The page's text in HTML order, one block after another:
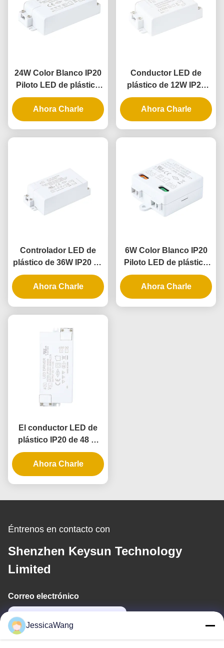
24W Color Blanco IP20
Piloto LED de plástico
con voltaje constante
para iluminación interior
Ahora Charle
Conductor LED de
plástico de 12W IP20
para iluminación interior
con voltaje constante e
entrada universal
Ahora Charle
Controlador LED de
plástico de 36W IP20 de
voltaje constante para
aplicaciones de
iluminación interior
Ahora Charle
6W Color Blanco IP20
Piloto LED de plástico
con voltaje constante
para iluminación interior
Ahora Charle
El conductor LED de
plástico IP20 de 48 W
tiene un voltaje
constante
Ahora Charle
Éntrenos en contacto con
Shenzhen Keysun Technology
Limited
Correo electrónico
JessicaWang